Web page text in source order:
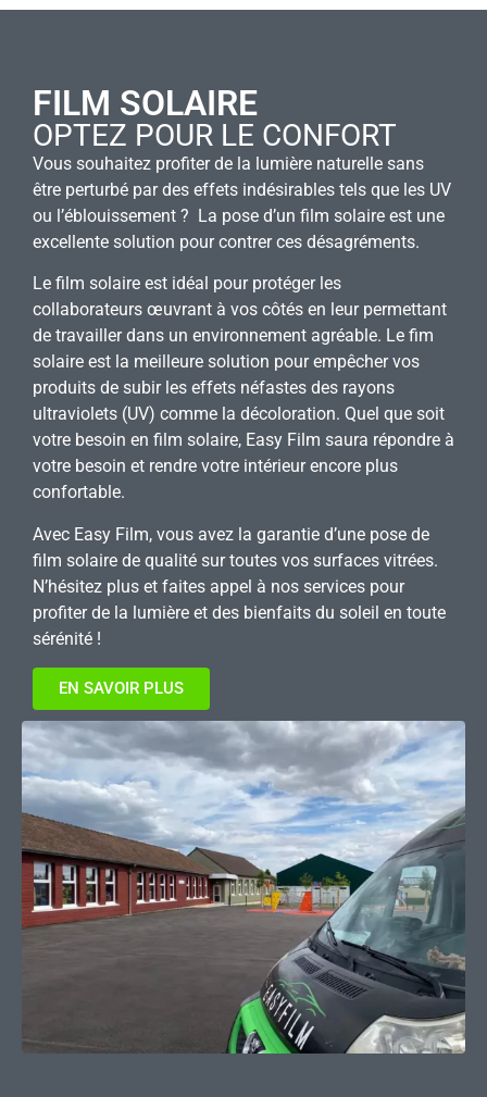
FILM SOLAIRE
OPTEZ POUR LE CONFORT
Vous souhaitez profiter de la lumière naturelle sans
être perturbé par des effets indésirables tels que les UV
ou l’éblouissement ? La pose d’un film solaire est une
excellente solution pour contrer ces désagréments.
Le film solaire est idéal pour protéger les
collaborateurs œuvrant à vos côtés en leur permettant
de travailler dans un environnement agréable. Le fim
solaire est la meilleure solution pour empêcher vos
produits de subir les effets néfastes des rayons
ultraviolets (UV) comme la décoloration. Quel que soit
votre besoin en film solaire, Easy Film saura répondre à
votre besoin et rendre votre intérieur encore plus
confortable.
Avec Easy Film, vous avez la garantie d’une pose de
film solaire de qualité sur toutes vos surfaces vitrées.
N’hésitez plus et faites appel à nos services pour
profiter de la lumière et des bienfaits du soleil en toute
sérénité !
EN SAVOIR PLUS